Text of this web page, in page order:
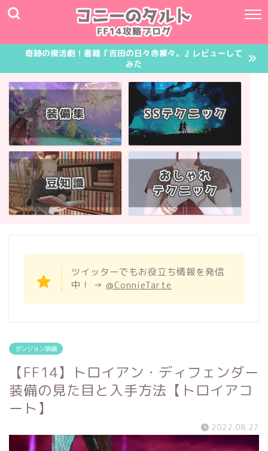
奇跡の復活劇！書籍『吉田の日々赤裸々。』レビューして
みた
ツイッターでもお役立ち情報を発信
中！ → @ConnieTarte
ダンジョン装備
【FF14】トロイアン・ディフェンダー
装備の見た目と入手方法【トロイアコ
ート】
2022.08.27